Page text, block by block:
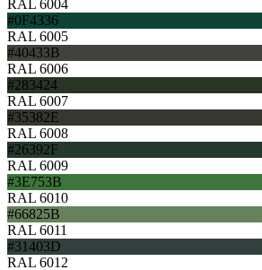
RAL 6004
#0F4336
RAL 6005
#40433B
RAL 6006
#283424
RAL 6007
#35382E
RAL 6008
#26392F
RAL 6009
#3E753B
RAL 6010
#66825B
RAL 6011
#31403D
RAL 6012